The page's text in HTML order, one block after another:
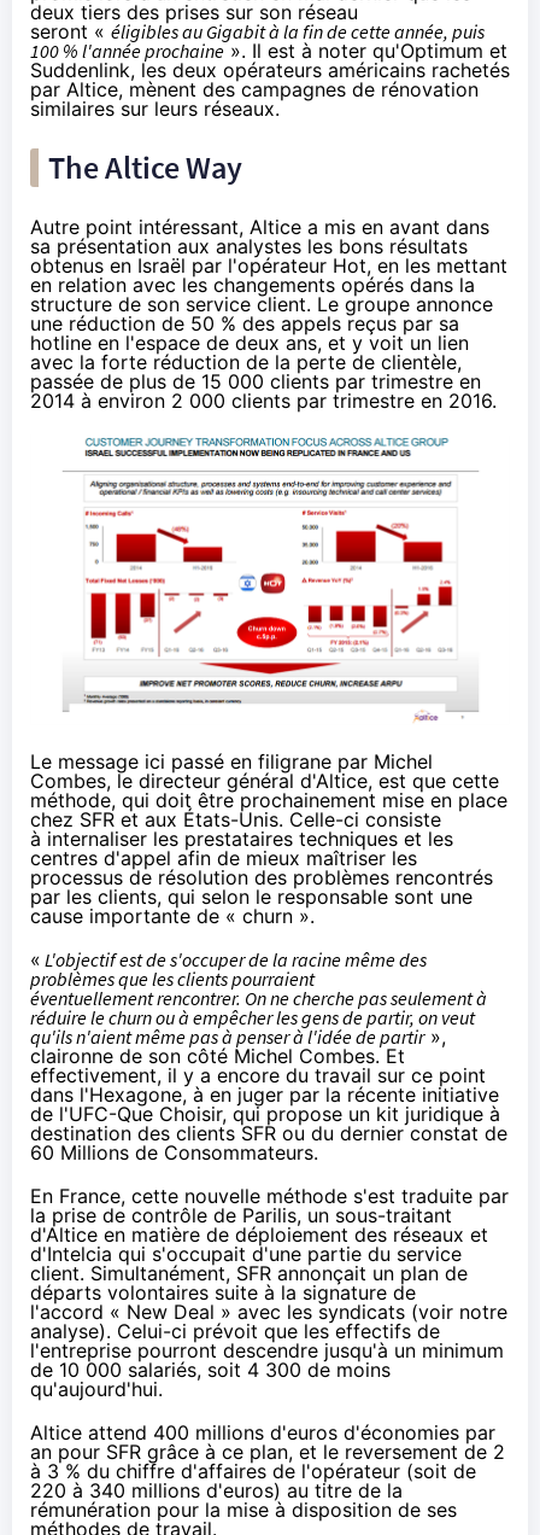
deux tiers des prises sur son réseau
seront « éligibles au Gigabit à la fin de cette année, puis
100 % l'année prochaine ». Il est à noter qu'Optimum et
Suddenlink, les deux opérateurs américains rachetés
par Altice, mènent des campagnes de rénovation
similaires sur leurs réseaux.
The Altice Way
Autre point intéressant, Altice a mis en avant dans
sa présentation aux analystes les bons résultats
obtenus en Israël par l'opérateur Hot, en les mettant
en relation avec les changements opérés dans la
structure de son service client. Le groupe annonce
une réduction de 50 % des appels reçus par sa
hotline en l'espace de deux ans, et y voit un lien
avec la forte réduction de la perte de clientèle,
passée de plus de 15 000 clients par trimestre en
2014 à environ 2 000 clients par trimestre en 2016.
Le message ici passé en filigrane par Michel
Combes, le directeur général d'Altice, est que cette
méthode, qui doit être prochainement mise en place
chez SFR et aux États-Unis. Celle-ci consiste
à internaliser les prestataires techniques et les
centres d'appel afin de mieux maîtriser les
processus de résolution des problèmes rencontrés
par les clients, qui selon le responsable sont une
cause importante de « churn ».
« L'objectif est de s'occuper de la racine même des
problèmes que les clients pourraient
éventuellementrencontrer. On ne cherche pas seulement à
réduire le churn ou à empêcher les gens de partir, on veut
qu'ils n'aient même pas à penser à l'idée de partir»,
claironne de son côté Michel Combes. Et
effectivement, il y a encore du travail sur ce point
dans l'Hexagone, à en juger par la récente initiative
de l'UFC-Que Choisir, qui propose un kit juridique à
destination des clients SFR ou du dernier constat de
60 Millions de Consommateurs.
En France, cette nouvelle méthode s'est traduite par
la prise de contrôle de Parilis, un sous-traitant
d'Altice en matière de déploiement des réseaux et
d'Intelcia qui s'occupait d'une partie du service
client. Simultanément, SFR annonçait un plan de
départs volontaires suite à la signature de
l'accord « New Deal » avec les syndicats (voir notre
analyse). Celui-ci prévoit que les effectifs de
l'entreprise pourront descendre jusqu'à un minimum
de 10 000 salariés, soit 4 300 de moins
qu'aujourd'hui.
Altice attend 400 millions d'euros d'économies par
an pour SFR grâce à ce plan, et le reversement de 2
à 3 % du chiffre d'affaires de l'opérateur (soit de
220 à 340 millions d'euros) au titre de la
rémunération pour la mise à disposition de ses
méthodes de travail.